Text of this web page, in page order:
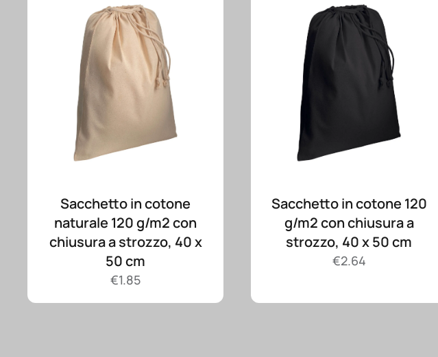
Sacchetto in cotone
naturale 120 g/m2 con
chiusura a strozzo, 40 x
50 cm
€1.85
Sacchetto in cotone 120
g/m2 con chiusura a
strozzo, 40 x 50 cm
€2.64